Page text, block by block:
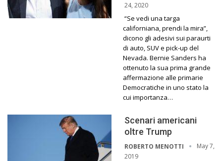
24, 2020
“Se vedi una targa
californiana, prendi la mira”,
dicono gli adesivi sui paraurti
di auto, SUV e pick-up del
Nevada. Bernie Sanders ha
ottenuto la sua prima grande
affermazione alle primarie
Democratiche in uno stato la
cui importanza…
Scenari americani
oltre Trump
ROBERTO MENOTTI
May 7,
2019